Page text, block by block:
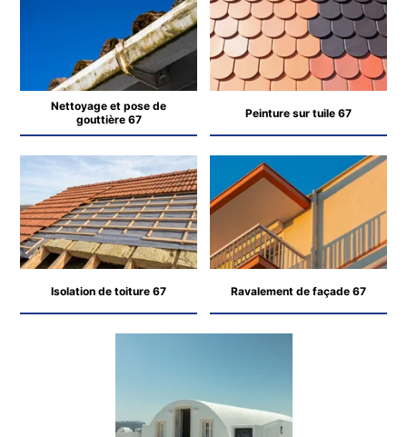
Nettoyage et pose de
gouttière 67
Peinture sur tuile 67
Isolation de toiture 67 Ravalement de façade 67